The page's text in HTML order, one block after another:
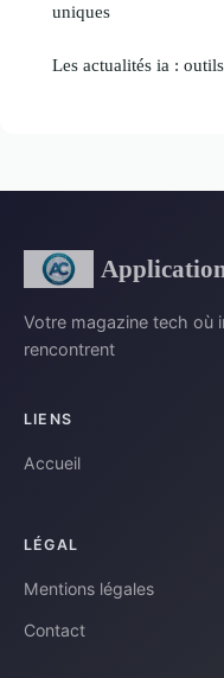
uniques
Les actualités ia :
Votre magazine tech où
rencontrent
LIENS
Accueil
LÉGAL
Mentions légales
Contact